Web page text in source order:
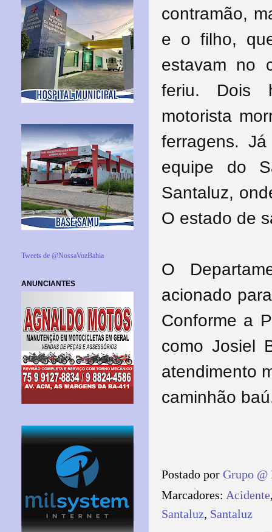
contramão,
e o filho,
estavam no
feriu. Dois
motorista
ferragens.
equipe do
Santaluz,
O estado de
O
acionado
Conforme a
como Josiel
atendimento
caminhão
Postado por Grupo @
Marcadores: Acidente
Santaluz, Santaluz
Tweets de @NossaVozBahia
ANUNCIANTES